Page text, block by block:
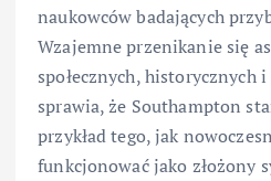
naukowców badających
Wzajemne przenikanie się
społecznych, historycznych
sprawia, że Southampton
przykład tego, jak
funkcjonować jako złożony